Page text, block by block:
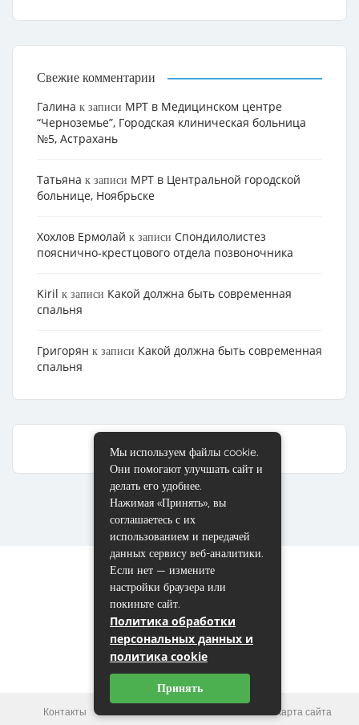
Свежие комментарии
Галина к записи МРТ в Медицинском центре
“Черноземье”, Городская клиническая больница
№5, Астрахань
Татьяна к записи МРТ в Центральной городской
больнице, Ноябрьске
Хохлов Ермолай к записи Cпондилолистез
пояснично-крестцового отдела позвоночника
Kiril к записи Какой должна быть современная
спальня
Григорян к записи Какой должна быть современная
спальня
Контакты Карта сайта
Мы используем файлы cookie.
Они помогают улучшать сайт и
делать его удобнее.
Нажимая «Принять», вы
соглашаетесь с их
использованием и передачей
данных сервису веб-аналитики.
Если нет — измените
настройки браузера или
покиньте сайт.
Политика обработки
персональных данных и
политика cookie
Принять